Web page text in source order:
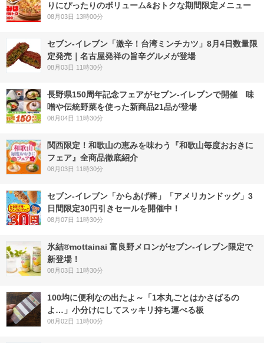
りにぴったりのボリューム&おトクな期間限定メニュー
08月03日 13時00分
セブン-イレブン「激辛！台湾ミンチカツ」8月4日数量限
定発売｜名古屋発祥の旨辛グルメが登場
08月03日 11時30分
長野県150周年記念フェアがセブン-イレブンで開催 味
噌や伝統野菜を使った新商品21品が登場
08月04日 11時30分
関西限定！和歌山の恵みを味わう『和歌山毎度おおきに
フェア』全商品徹底紹介
08月03日 11時30分
セブン‐イレブン「からあげ棒」「アメリカンドッグ」3
日間限定30円引きセールを開催中！
08月07日 11時30分
氷結®mottainai 富良野メロンがセブン‐イレブン限定で
新登場！
08月03日 11時30分
100均に便利なの出たよ～「1本丸ごとはかさばるの
よ…」小分けにしてスッキリ持ち運べる板
08月02日 11時00分